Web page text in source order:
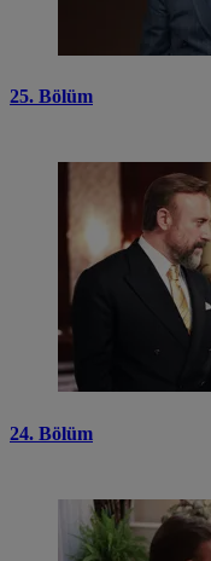
25. Bölüm
24. Bölüm